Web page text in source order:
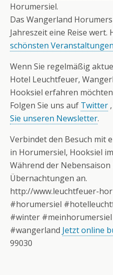
Horumersiel.
Das Wangerland
Jahreszeit eine Reise wert.
schönsten Veranstaltungen
Wenn Sie regelmäßig
Hotel Leuchtfeuer,
Hooksiel erfahren
Folgen Sie uns auf Twitter ,
Sie unseren Newsletter.
Verbindet den Besuch mit
in Horumersiel, Hooksiel
Während der
Übernachtungen an.
http://www.leuchtfeuer-
#horumersiel
#winter
#wangerland Jetzt online
99030